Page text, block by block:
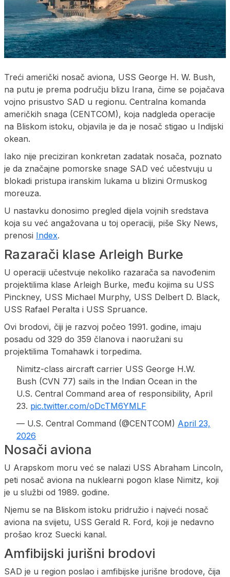
Treći američki nosač aviona, USS George H. W. Bush,
na putu je prema području blizu Irana, čime se pojačava
vojno prisustvo SAD u regionu. Centralna komanda
američkih snaga (CENTCOM), koja nadgleda operacije
na Bliskom istoku, objavila je da je nosač stigao u Indijski
okean.
Iako nije preciziran konkretan zadatak nosača, poznato
je da značajne pomorske snage SAD već učestvuju u
blokadi pristupa iranskim lukama u blizini Ormuskog
moreuza.
U nastavku donosimo pregled dijela vojnih sredstava
koja su već angažovana u toj operaciji, piše Sky News,
prenosi Index.
Razarači klase Arleigh Burke
U operaciji učestvuje nekoliko razarača sa navođenim
projektilima klase Arleigh Burke, među kojima su USS
Pinckney, USS Michael Murphy, USS Delbert D. Black,
USS Rafael Peralta i USS Spruance.
Ovi brodovi, čiji je razvoj počeo 1991. godine, imaju
posadu od 329 do 359 članova i naoružani su
projektilima Tomahawk i torpedima.
Nimitz-class aircraft carrier USS George H.W.
Bush (CVN 77) sails in the Indian Ocean in the
U.S. Central Command area of responsibility, April
23. pic.twitter.com/oDcTM6YMLF
— U.S. Central Command (@CENTCOM) April 23,
2026
Nosači aviona
U Arapskom moru već se nalazi USS Abraham Lincoln,
peti nosač aviona na nuklearni pogon klase Nimitz, koji
je u službi od 1989. godine.
Njemu se na Bliskom istoku pridružio i najveći nosač
aviona na svijetu, USS Gerald R. Ford, koji je nedavno
prošao kroz Suecki kanal.
Amfibijski jurišni brodovi
SAD je u region poslao i amfibijske jurišne brodove, čija